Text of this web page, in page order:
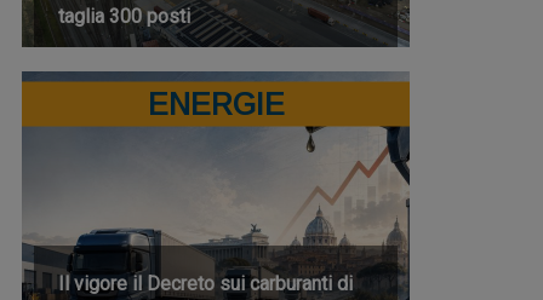
taglia 300 posti
ENERGIE
Il vigore il Decreto sui carburanti di